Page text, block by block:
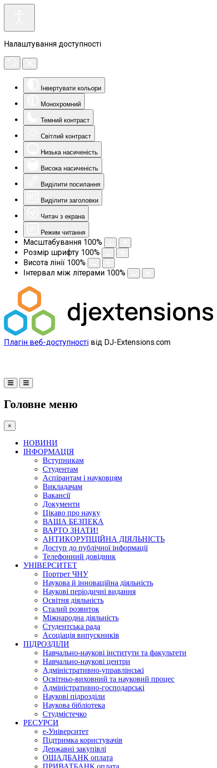
Налаштування доступності
Інвертувати кольори
Монохромний
Темний контраст
Світлий контраст
Низька насиченість
Висока насиченість
Виділити посилання
Виділити заголовки
Читач з екрана
Режим читання
Масштабування 100%
Розмір шрифту 100%
Висота лінії 100%
Інтервал між літерами 100%
Плагін веб-доступності від DJ-Extensions.com
Головне меню
×
НОВИНИ
ІНФОРМАЦІЯ
Вступникам
Студентам
Аспірантам і науковцям
Викладачам
Вакансії
Документи
Цікаво про науку
ВАША БЕЗПЕКА
ВАРТО ЗНАТИ!
АНТИКОРУПЦІЙНА ДІЯЛЬНІСТЬ
Доступ до публічної інформації
Телефонний довідник
УНІВЕРСИТЕТ
Портрет ЧНУ
Наукова й інноваційна діяльність
Наукові періодичні видання
Освітня діяльність
Сталий розвиток
Міжнародна діяльність
Студентська рада
Асоціація випускників
ПІДРОЗДІЛИ
Навчально-наукові інститути та факультети
Навчально-наукові центри
Адміністративно-управлінські
Освітньо-виховний та науковий процес
Адміністративно-господарські
Наукові підрозділи
Наукова бібліотека
Студмістечко
РЕСУРСИ
е-Університет
Підтримка користувачів
Державні закупівлі
ОЩАДБАНК оплата
ПРИВАТБАНК оплата